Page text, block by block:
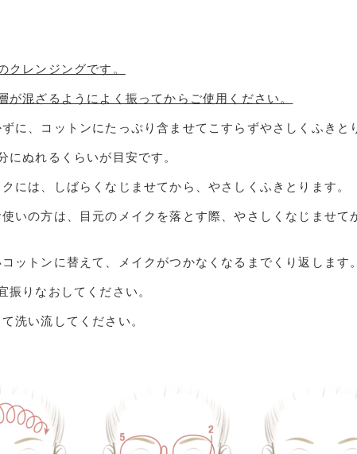
クレンジングです。
が混ざるようによく振ってからご使用ください。
に、コットンにたっぷり含ませてこすらずやさしくふきと
にぬれるくらいが目安です。
には、しばらくなじませてから、やさしくふきとります。
いの方は、目元のメイクを落とす際、やさしくなじませ
ットンに替えて、メイクがつかなくなるまでくり返します。
振りなおしてください。
洗い流してください。